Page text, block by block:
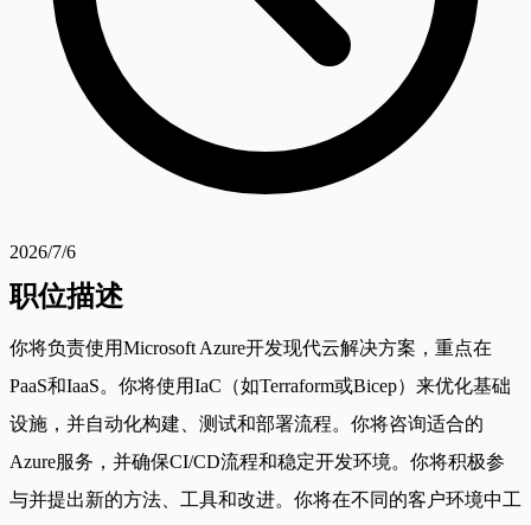
2026/7/6
职位描述
你将负责使用Microsoft Azure开发现代云解决方案，重点在
PaaS和IaaS。你将使用IaC（如Terraform或Bicep）来优化基础
设施，并自动化构建、测试和部署流程。你将咨询适合的
Azure服务，并确保CI/CD流程和稳定开发环境。你将积极参
与并提出新的方法、工具和改进。你将在不同的客户环境中工